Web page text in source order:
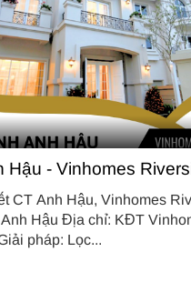
Hậu - Vinhomes
CT Anh Hậu, Vinhomes
Hậu Địa chỉ: KĐT
pháp: Lọc...